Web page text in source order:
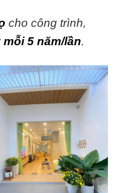
cho công trình,
5 năm/lần.